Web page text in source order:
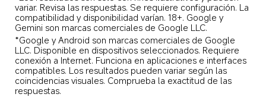
variar. Revisa las respuestas. Se requiere configuración. La
compatibilidad y disponibilidad varían. 18+. Google y
Gemini son marcas comerciales de Google LLC.
*Google y Android son marcas comerciales de Google
LLC. Disponible en dispositivos seleccionados. Requiere
conexión a Internet. Funciona en aplicaciones e interfaces
compatibles. Los resultados pueden variar según las
coincidencias visuales. Comprueba la exactitud de las
respuestas.